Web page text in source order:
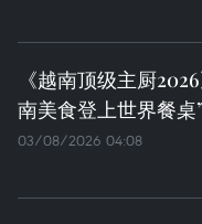
《越南顶级主厨
南美食登上世界餐桌
03/08/2026 04:08